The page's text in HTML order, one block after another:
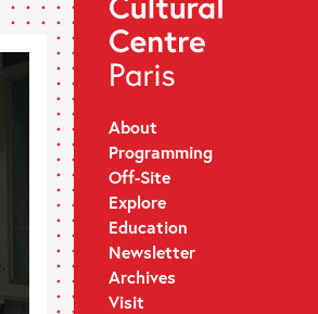
About
Programming
Off-Site
Explore
Education
Newsletter
Archives
Visit